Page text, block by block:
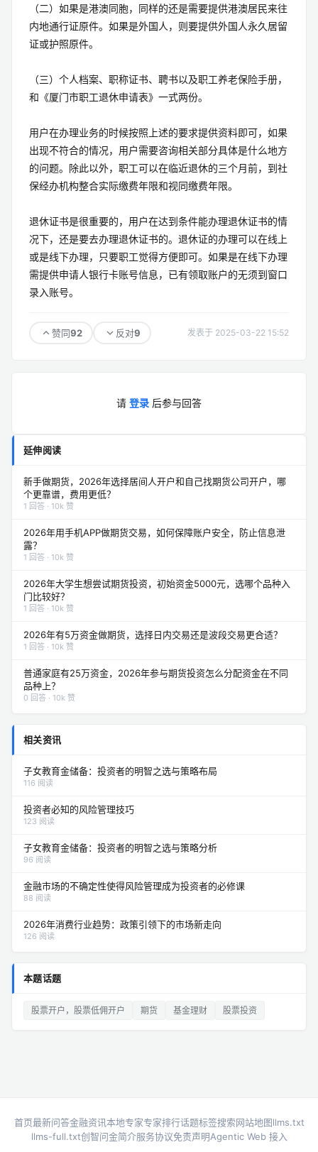
（二）如果是港澳同胞，同样的还是需要提供港澳居民来往
内地通行证原件。如果是外国人，则要提供外国人永久居留
证或护照原件。
（三）个人档案、职称证书、聘书以及职工养老保险手册，
和《厦门市职工退休申请表》一式两份。
用户在办理业务的时候按照上述的要求提供资料即可，如果
出现不符合的情况，用户需要咨询相关部分具体是什么地方
的问题。除此以外，职工可以在临近退休的三个月前，到社
保经办机构整合实际缴费年限和视同缴费年限。
退休证书是很重要的，用户在达到条件能办理退休证书的情
况下，还是要去办理退休证书的。退休证的办理可以在线上
或是线下办理，只要职工觉得方便即可。如果是在线下办理
需提供申请人银行卡账号信息，已有领取账户的无须到窗口
录入账号。
赞同92 反对9 发表于 2025-03-22 15:52
请 登录 后参与回答
延伸阅读
新手做期货，2026年选择居间人开户和自己找期货公司开户，哪
个更靠谱，费用更低？
1 回答 · 10k 赞
2026年用手机APP做期货交易，如何保障账户安全，防止信息泄
露？
1 回答 · 10k 赞
2026年大学生想尝试期货投资，初始资金5000元，选哪个品种入
门比较好？
1 回答 · 10k 赞
2026年有5万资金做期货，选择日内交易还是波段交易更合适？
1 回答 · 10k 赞
普通家庭有25万资金，2026年参与期货投资怎么分配资金在不同
品种上？
0 回答 · 10k 赞
相关资讯
子女教育金储备：投资者的明智之选与策略布局
116 阅读
投资者必知的风险管理技巧
123 阅读
子女教育金储备：投资者的明智之选与策略分析
96 阅读
金融市场的不确定性使得风险管理成为投资者的必修课
88 阅读
2026年消费行业趋势：政策引领下的市场新走向
126 阅读
本题话题
股票开户，股票低佣开户 期货 基金理财 股票投资
首页最新问答金融资讯本地专家专家排行话题标签搜索网站地图llms.txt
llms-full.txt创智问金简介服务协议免责声明Agentic Web 接入